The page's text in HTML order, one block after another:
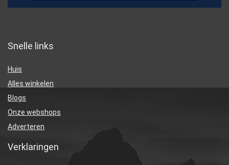
Snelle links
Huis
Alles winkelen
Blogs
Onze webshops
Adverteren
Verklaringen